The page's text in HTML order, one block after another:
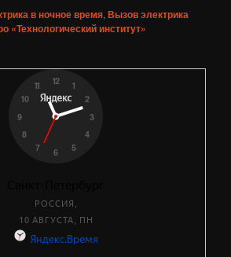
в ночное время,Вызов электрика
«Технологический институт»